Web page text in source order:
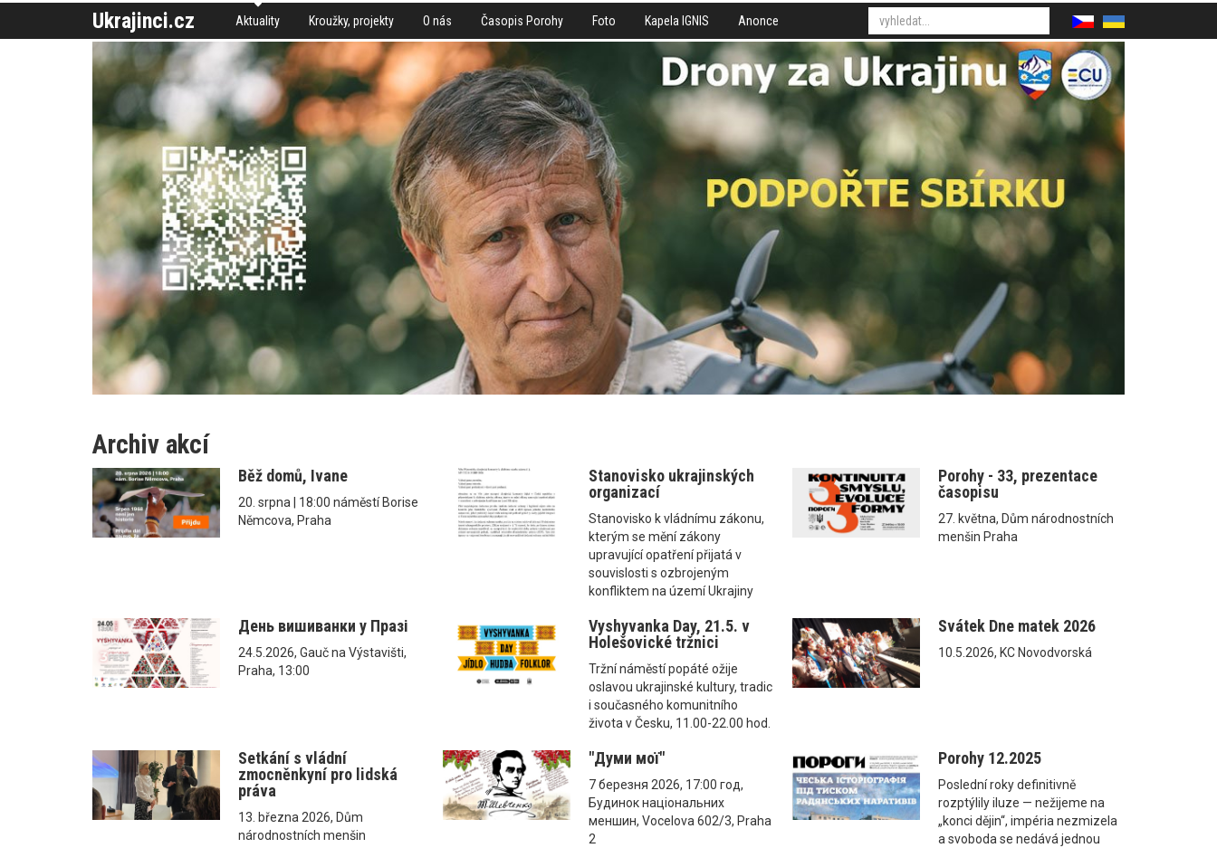
Ukrajinci.cz Aktuality Kroužky, projekty O nás Časopis Porohy Foto Kapela IGNIS Anonce
Archiv akcí
Běž domů, Ivane
20. srpna | 18:00 náměstí Borise
Němcova, Praha
Stanovisko ukrajinských
organizací
Stanovisko k vládnímu zákonu,
kterým se mění zákony
upravující opatření přijatá v
souvislosti s ozbrojeným
konfliktem na území Ukrajiny
Porohy - 33, prezentace
časopisu
27. května, Dům národnostních
menšin Praha
День вишиванки у Празі
24.5.2026, Gauč na Výstavišti,
Praha, 13:00
Vyshyvanka Day, 21.5. v
Holešovické tržnici
Tržní náměstí popáté ožije
oslavou ukrajinské kultury, tradic
i současného komunitního
života v Česku, 11.00-22.00 hod.
Svátek Dne matek 2026
10.5.2026, KC Novodvorská
Setkání s vládní
zmocněnkyní pro lidská
práva
13. března 2026, Dům
národnostních menšin
"Думи мої"
7 березня 2026, 17:00 год,
Будинок національних
меншин, Vocelova 602/3, Praha
2
Porohy 12.2025
Poslední roky definitivně
rozptýlily iluze — nežijeme na
„konci dějin“, impéria nezmizela
a svoboda se nedává jednou